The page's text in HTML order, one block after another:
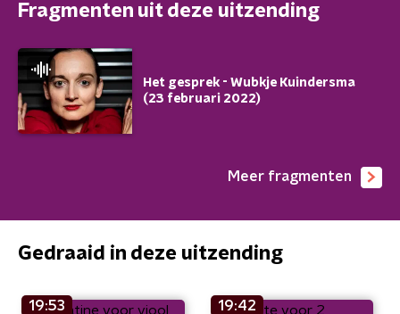
Fragmenten uit deze uitzending
Het gesprek - Wubkje Kuindersma
(23 februari 2022)
Meer fragmenten
Gedraaid in deze uitzending
19:53 19:42